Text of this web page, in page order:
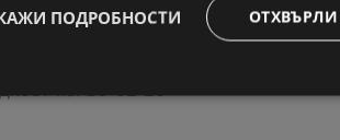
на: 20-02-26
ПОДРОБНОСТИ